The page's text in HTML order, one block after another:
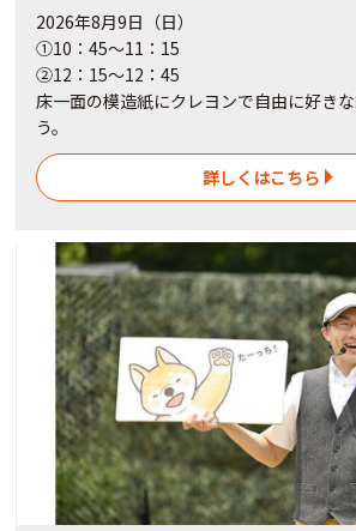
2026年8月9日（日）
①10：45～11：15
②12：15～12：45
床一面の模造紙にクレヨンで自由に好き
う。
詳しくはこちら